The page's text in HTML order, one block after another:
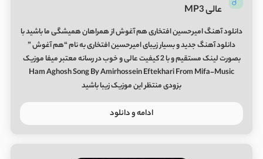
عالی MP3
دانلود آهنگ امیرحسین افتخاری هم آغوش از همراهان همیشگی ما باشید با
دانلود آهنگ جدید و بسیار زیبای امیرحسین افتخاری به نام “هم آغوش ”
بصورت لینک مستقیم و با 2 کیفیت عالی و خوب در رسانه معتبر میفا موزیک
Ham Aghosh Song By Amirhossein Eftekhari From Mifa-Music
بزودی منتظر این موزیک زیبا باشید
ادامه و دانلود